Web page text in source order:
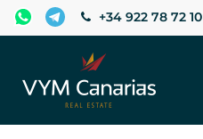
+34 922 78 72 10